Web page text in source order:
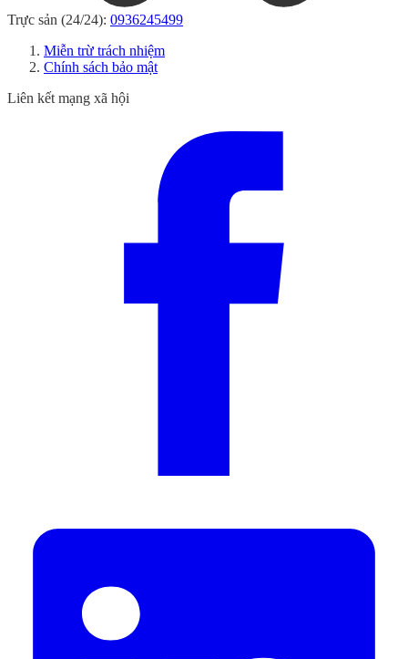
Trực sản (24/24): 0936245499
Miễn trừ trách nhiệm
Chính sách bảo mật
Liên kết mạng xã hội